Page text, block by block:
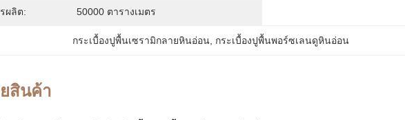
ผลิต: 50000 ตารางเมตร
กระเบื้องปูพื้นเซรามิกลายหินอ่อน กระเบื้องปูพื้นพอร์ซเลนดูหินอ่อน
สินค้า